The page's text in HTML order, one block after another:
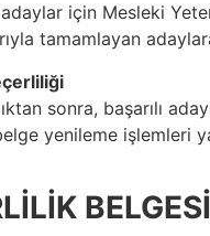
için Mesleki
tamamlayan
sonra, başarılı
yenileme işlemleri